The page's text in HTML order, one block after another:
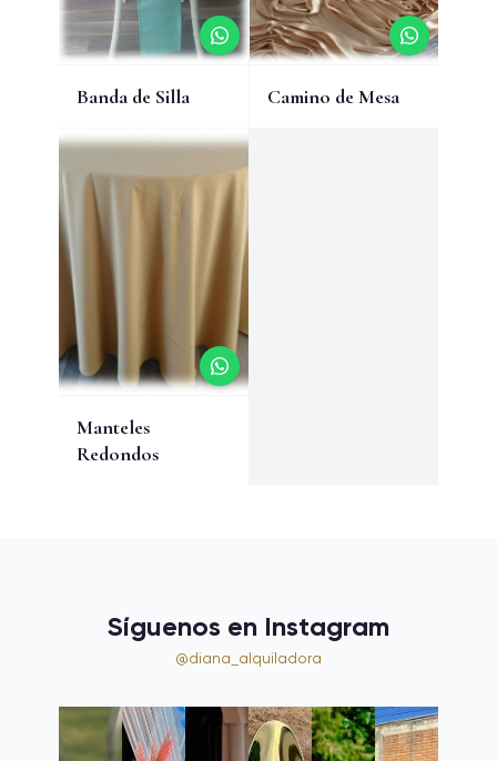
Banda de Silla Camino de Mesa
Manteles
Redondos
Síguenos en Instagram
@diana_alquiladora